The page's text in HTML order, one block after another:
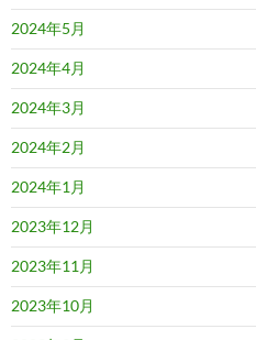
2024年5月
2024年4月
2024年3月
2024年2月
2024年1月
2023年12月
2023年11月
2023年10月